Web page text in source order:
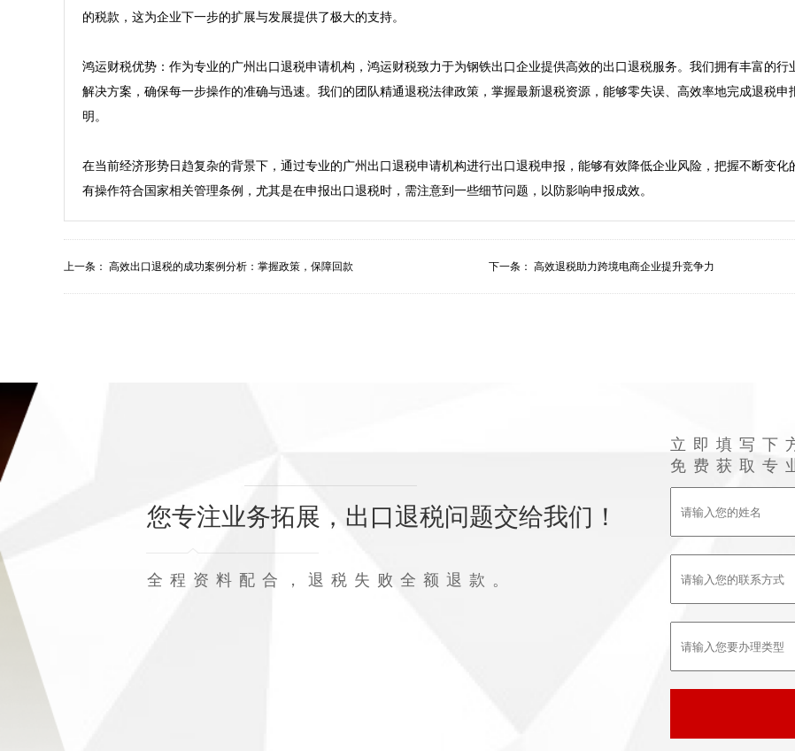
的税款，这为企业下一步的扩展与发展提供了极大的支持。
鸿运财税优势：作为专业的广州出口退税申请机构，鸿运财税致力于为钢铁出口企业提供高效的出口退税服务。我们拥有丰富的行
解决方案，确保每一步操作的准确与迅速。我们的团队精通退税法律政策，掌握最新退税资源，能够零失误、高效率地完成退税申
明。
在当前经济形势日趋复杂的背景下，通过专业的广州出口退税申请机构进行出口退税申报，能够有效降低企业风险，把握不断变
有操作符合国家相关管理条例，尤其是在申报出口退税时，需注意到一些细节问题，以防影响申报成效。
上一条： 高效出口退税的成功案例分析：掌握政策，保障回款 下一条： 高效退税助力跨境电商企业提升竞争力
您专注业务拓展，出口退税问题交给我们！
全程资料配合，退税失败全额退款。
立即填写下
免费获取专